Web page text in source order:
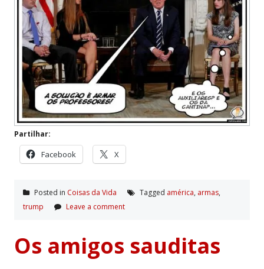
Partilhar:
Facebook X
Posted in Coisas da Vida Tagged américa, armas,
trump
Leave a comment
Os amigos sauditas